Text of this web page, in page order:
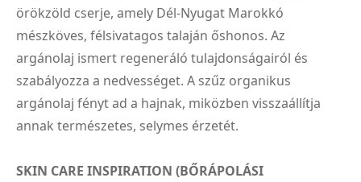
örökzöld cserje, amely Dél-Nyugat Marokkó
mészköves, félsivatagos talaján őshonos. Az
argánolaj ismert regeneráló tulajdonságairól és
szabályozza a nedvességet. A szűz organikus
argánolaj fényt ad a hajnak, miközben visszaállítja
annak természetes, selymes érzetét.
SKIN CARE INSPIRATION (BŐRÁPOLÁSI